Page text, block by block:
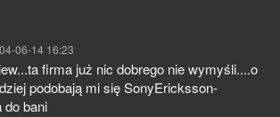
06-14 16:23
firma już nic dobrego nie wymyśli....o
podobają mi się SonyEricksson-
do bani